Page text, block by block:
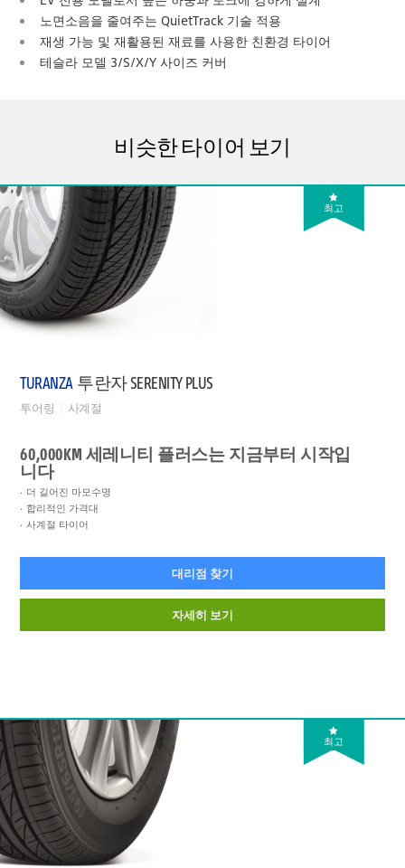
노면소음을 줄여주는 QuietTrack 기술 적용
재생 가능 및 재활용된 재료를 사용한 친환경 타이어
테슬라 모델 3/S/X/Y 사이즈 커버
비슷한 타이어 보기
최고
TURANZA 투란자 SERENITY PLUS
투어링 사계절
60,000KM 세레니티 플러스는 지금부터 시작입
니다
더 길어진 마모수명
합리적인 가격대
사계절 타이어
대리점 찾기
자세히 보기
최고